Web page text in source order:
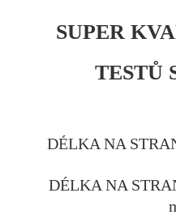
SUPER
TESTŮ
DÉLKA NA
DÉLKA NA